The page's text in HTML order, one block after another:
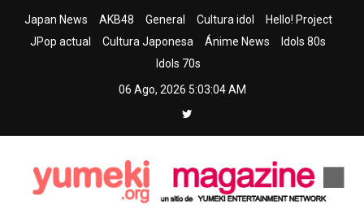
Japan News AKB48 General Cultura idol
Hello! Project
JPop actual
Cultura Japonesa Ánime News
Idols 80s
Idols 70s
06 Ago, 2026 5:03:05 AM